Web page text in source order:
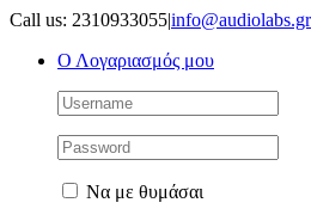
Μετάβαση
περιεχόμενο
Call us: 2310933055|info@audiolabs.gr
Ο Λογαριασμός μου
Να με θυμάσαι